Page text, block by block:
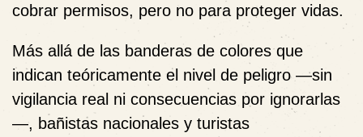
cobrar permisos, pero no para proteger vidas.
Más allá de las banderas de colores que
indican teóricamente el nivel de peligro —sin
vigilancia real ni consecuencias por ignorarlas
—, bañistas nacionales y turistas